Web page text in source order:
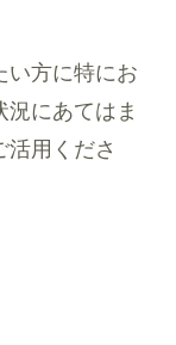
い方に特にお
にあてはま
活用くださ